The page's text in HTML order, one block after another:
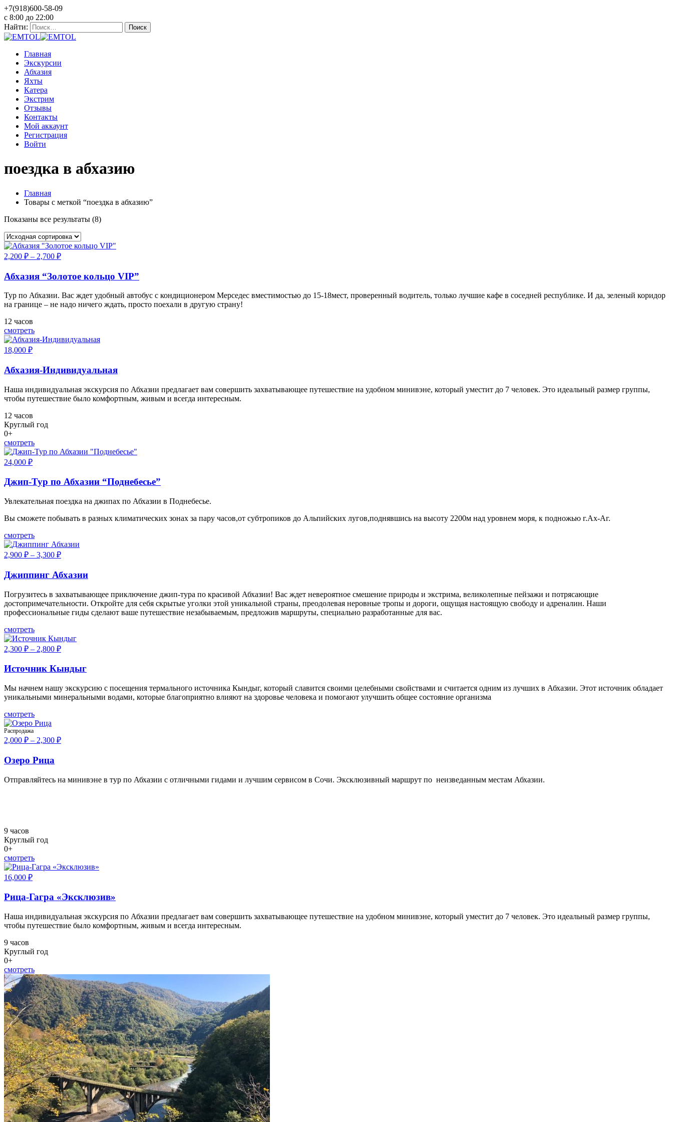
+7(918)600-58-09
c 8:00 до 22:00
Найти:
Главная
Экскурсии
Абхазия
Яхты
Катера
Экстрим
Отзывы
Контакты
Мой аккаунт
Регистрация
Войти
поездка в абхазию
Главная
Товары с меткой “поездка в абхазию”
Показаны все результаты (8)
2,200 ₽ – 2,700 ₽
Абхазия “Золотое кольцо VIP”
Тур по Абхазии. Вас ждет удобный автобус с кондиционером Мерседес вместимостью до 15-18мест, проверенный водитель, только лучшие кафе в соседней республике. И да, зеленый коридор
на границе – не надо ничего ждать, просто поехали в другую страну!
12 часов
смотреть
18,000 ₽
Абхазия-Индивидуальная
Наша индивидуальная экскурсия по Абхазии предлагает вам совершить захватывающее путешествие на удобном минивэне, который уместит до 7 человек. Это идеальный размер группы,
чтобы путешествие было комфортным, живым и всегда интересным.
12 часов
Круглый год
0+
смотреть
24,000 ₽
Джип-Тур по Абхазии “Поднебесье”
Увлекательная поездка на джипах по Абхазии в Поднебесье.
Вы сможете побывать в разных климатических зонах за пару часов,от субтропиков до Альпийских лугов,поднявшись на высоту 2200м над уровнем моря, к подножью г.Ах-Аг.
смотреть
2,900 ₽ – 3,300 ₽
Джиппинг Абхазии
Погрузитесь в захватывающее приключение джип-тура по красивой Абхазии! Вас ждет невероятное смешение природы и экстрима, великолепные пейзажи и потрясающие
достопримечательности. Откройте для себя скрытые уголки этой уникальной страны, преодолевая неровные тропы и дороги, ощущая настоящую свободу и адреналин. Наши
профессиональные гиды сделают ваше путешествие незабываемым, предложив маршруты, специально разработанные для вас.
смотреть
2,300 ₽ – 2,800 ₽
Источник Кындыг
Мы начнем нашу экскурсию с посещения термального источника Кындыг, который славится своими целебными свойствами и считается одним из лучших в Абхазии. Этот источник обладает
уникальными минеральными водами, которые благоприятно влияют на здоровье человека и помогают улучшить общее состояние организма
смотреть
Распродажа
2,000 ₽ – 2,300 ₽
Озеро Рица
Отправляйтесь на минивэне в тур по Абхазии с отличными гидами и лучшим сервисом в Сочи. Эксклюзивный маршрут по неизведанным местам Абхазии.
9 часов
Круглый год
0+
смотреть
16,000 ₽
Рица-Гагра «Эксклюзив»
Наша индивидуальная экскурсия по Абхазии предлагает вам совершить захватывающее путешествие на удобном минивэне, который уместит до 7 человек. Это идеальный размер группы,
чтобы путешествие было комфортным, живым и всегда интересным.
9 часов
Круглый год
0+
смотреть